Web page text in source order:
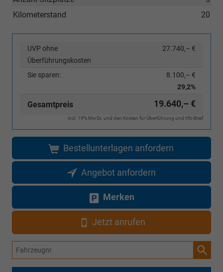
20
Kilometerstand
UVP ohne
Überführungskosten
27.740,– €
Sie sparen:
8.100,– €
29,2%
Gesamtpreis 19.640,– €
incl. 19% MwSt. und den Kosten für Überführung und Kfz-Brief
Bestellunterlagen anfordern
Angebot anfordern
Merken
Jetzt anrufen
Fahrzeugnr.